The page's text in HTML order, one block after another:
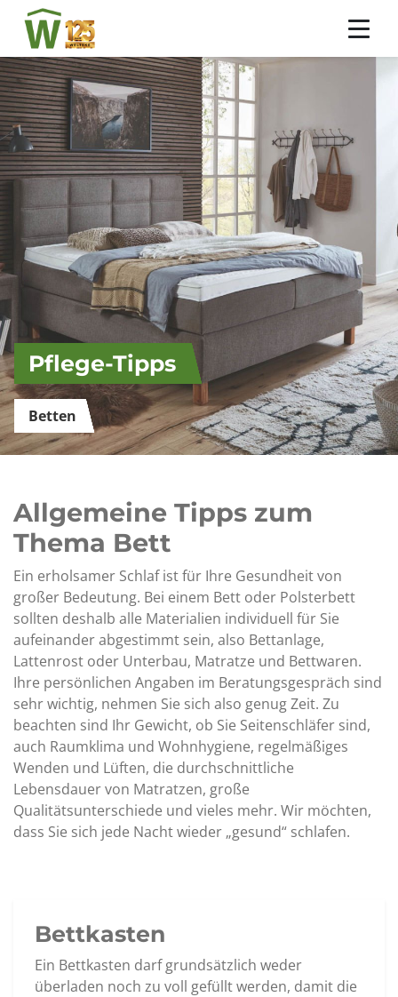
Pflege-Tipps
Betten
Allgemeine Tipps zum
Thema Bett
Ein erholsamer Schlaf ist für Ihre Gesundheit von
großer Bedeutung. Bei einem Bett oder Polsterbett
sollten deshalb alle Materialien individuell für Sie
aufeinander abgestimmt sein, also Bettanlage,
Lattenrost oder Unterbau, Matratze und Bettwaren.
Ihre persönlichen Angaben im Beratungsgespräch sind
sehr wichtig, nehmen Sie sich also genug Zeit. Zu
beachten sind Ihr Gewicht, ob Sie Seitenschläfer sind,
auch Raumklima und Wohnhygiene, regelmäßiges
Wenden und Lüften, die durchschnittliche
Lebensdauer von Matratzen, große
Qualitätsunterschiede und vieles mehr. Wir möchten,
dass Sie sich jede Nacht wieder „gesund“ schlafen.
Bettkasten
Ein Bettkasten darf grundsätzlich weder
überladen noch zu voll gefüllt werden, damit die